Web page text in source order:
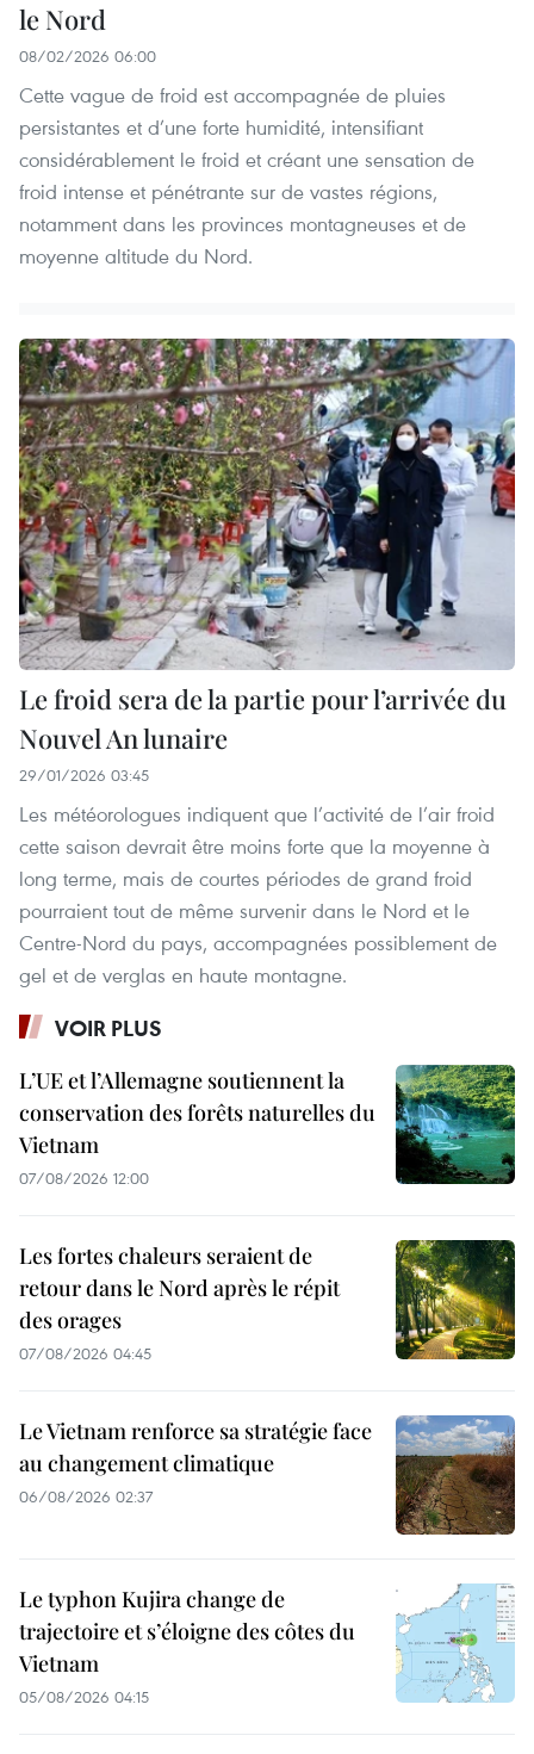
le Nord
08/02/2026 06:00
Cette vague de froid est accompagnée de pluies
persistantes et d’une forte humidité, intensifiant
considérablement le froid et créant une sensation de
froid intense et pénétrante sur de vastes régions,
notamment dans les provinces montagneuses et de
moyenne altitude du Nord.
Le froid sera de la partie pour l’arrivée du
Nouvel An lunaire
29/01/2026 03:45
Les météorologues indiquent que l’activité de l’air froid
cette saison devrait être moins forte que la moyenne à
long terme, mais de courtes périodes de grand froid
pourraient tout de même survenir dans le Nord et le
Centre-Nord du pays, accompagnées possiblement de
gel et de verglas en haute montagne.
VOIR PLUS
L’UE et l’Allemagne soutiennent la
conservation des forêts naturelles du
Vietnam
07/08/2026 12:00
Les fortes chaleurs seraient de
retour dans le Nord après le répit
des orages
07/08/2026 04:45
Le Vietnam renforce sa stratégie face
au changement climatique
06/08/2026 02:37
Le typhon Kujira change de
trajectoire et s’éloigne des côtes du
Vietnam
05/08/2026 04:15